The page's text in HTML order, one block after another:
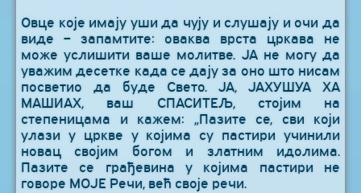
Овце које имају уши да чују и слушају и очи да
виде – запамтите: оваква врста цркава не
може услишити ваше молитве. ЈА не могу да
уважим десетке када се дају за оно што нисам
посветио да буде Свето. ЈА, ЈАХУШУА ХА
МАШИАХ, ваш СПАСИТЕЉ, стојим на
степеницама и кажем: „Пазите се, сви који
улази у цркве у којима су пастири учинили
новац својим богом и златним идолима.
Пазите се грађевина у којима пастири не
говоре МОЈЕ Речи, већ своје речи.